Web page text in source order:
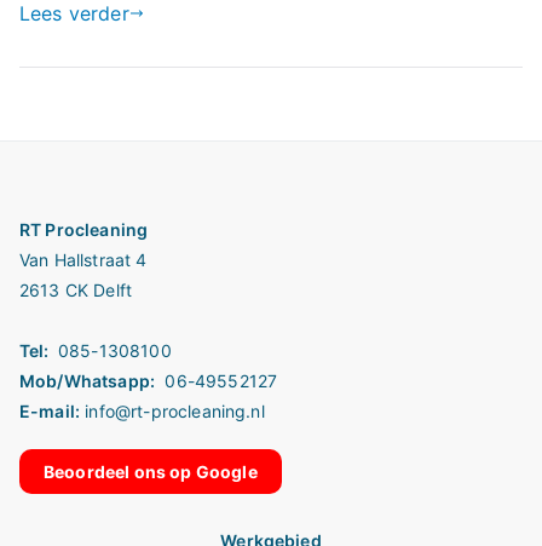
Lees verder
RT Procleaning
Van Hallstraat 4
2613 CK Delft
Tel: 085-1308100
Mob/Whatsapp: 06-49552127
E-mail: info@rt-procleaning.nl
Beoordeel ons op Google
Werkgebied